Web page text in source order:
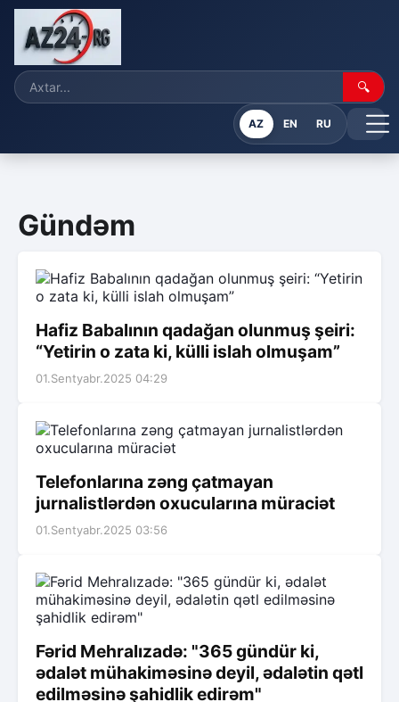
🔍
AZ EN RU
Gündəm
Hafiz Babalının qadağan olunmuş şeiri:
“Yetirin o zata ki, külli islah olmuşam”
01.Sentyabr.2025 04:29
Telefonlarına zəng çatmayan
jurnalistlərdən oxucularına müraciət
01.Sentyabr.2025 03:56
Fərid Mehralızadə: "365 gündür ki,
ədalət mühakiməsinə deyil, ədalətin qətl
edilməsinə şahidlik edirəm"